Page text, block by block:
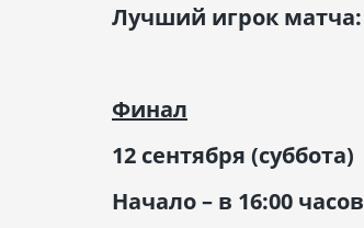
Лучший игрок матча:
Финал
12 сентября (суббота)
Начало – в 16:00 часов